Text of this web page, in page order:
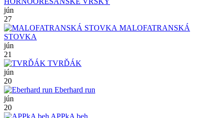
jún
27
MALOFATRANSKÁ
STOVKA
jún
21
TVRĎÁK
jún
20
Eberhard run
jún
20